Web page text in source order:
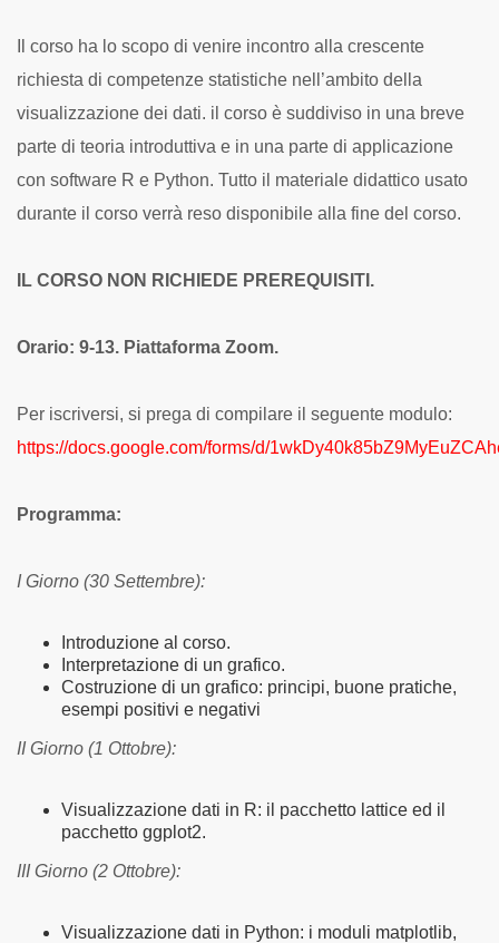
Il corso ha lo scopo di venire incontro alla crescente
richiesta di competenze statistiche nell’ambito della
visualizzazione dei dati. il corso è suddiviso in una breve
parte di teoria introduttiva e in una parte di applicazione
con software R e Python. Tutto il materiale didattico usato
durante il corso verrà reso disponibile alla fine del corso.
IL CORSO NON RICHIEDE PREREQUISITI.
Orario: 9-13. Piattaforma Zoom.
Per iscriversi, si prega di compilare il seguente modulo:
https://docs.google.com/forms/d/
Programma:
I Giorno (30 Settembre):
Introduzione al corso.
Interpretazione di un grafico.
Costruzione di un grafico: principi, buone pratiche,
esempi positivi e negativi
II Giorno (1 Ottobre):
Visualizzazione dati in R: il pacchetto lattice ed il
pacchetto ggplot2.
III Giorno (2 Ottobre):
Visualizzazione dati in Python: i moduli matplotlib,